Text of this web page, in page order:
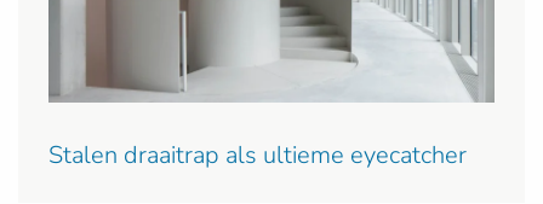
Stalen draaitrap als ultieme eyecatcher